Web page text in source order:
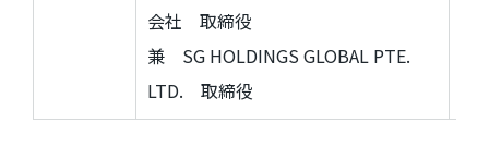
会社 取締役
兼 SG HOLDINGS GLOBAL PTE.
LTD. 取締役